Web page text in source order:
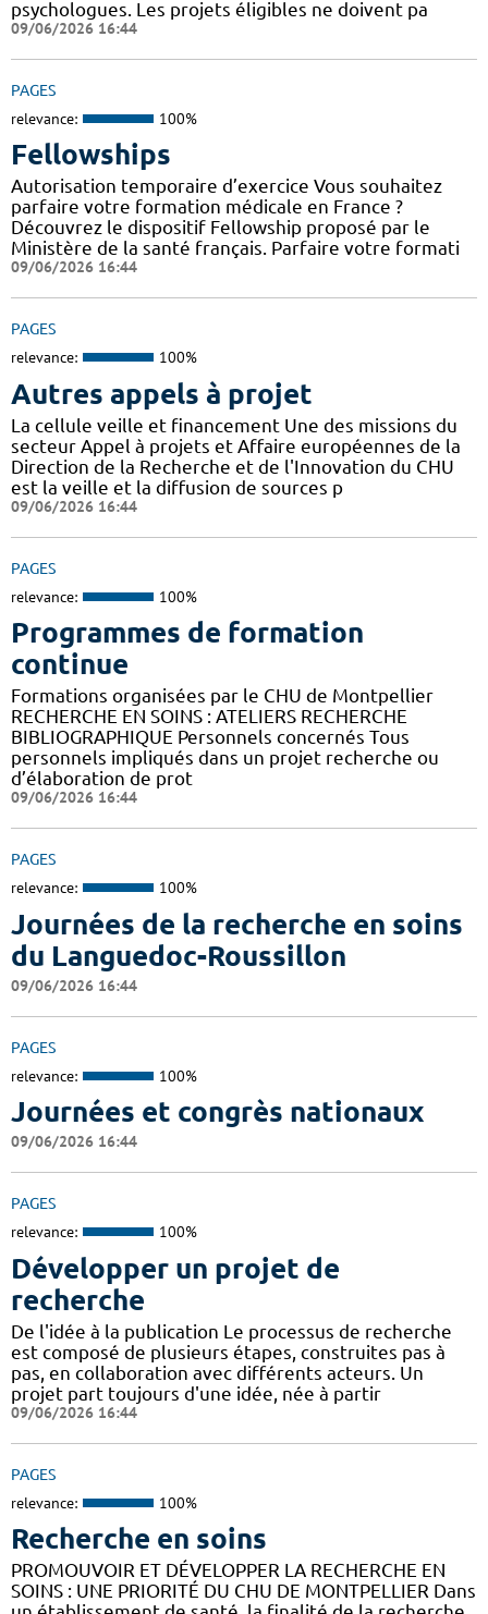
psychologues. Les projets éligibles ne doivent pa
09/06/2026 16:44
PAGES
relevance: 100%
Fellowships
Autorisation temporaire d’exercice Vous souhaitez
parfaire votre formation médicale en France ?
Découvrez le dispositif Fellowship proposé par le
Ministère de la santé français. Parfaire votre formati
09/06/2026 16:44
PAGES
relevance: 100%
Autres appels à projet
La cellule veille et financement Une des missions du
secteur Appel à projets et Affaire européennes de la
Direction de la Recherche et de l'Innovation du CHU
est la veille et la diffusion de sources p
09/06/2026 16:44
PAGES
relevance: 100%
Programmes de formation
continue
Formations organisées par le CHU de Montpellier
RECHERCHE EN SOINS : ATELIERS RECHERCHE
BIBLIOGRAPHIQUE Personnels concernés Tous
personnels impliqués dans un projet recherche ou
d’élaboration de prot
09/06/2026 16:44
PAGES
relevance: 100%
Journées de la recherche en soins
du Languedoc-Roussillon
09/06/2026 16:44
PAGES
relevance: 100%
Journées et congrès nationaux
09/06/2026 16:44
PAGES
relevance: 100%
Développer un projet de
recherche
De l'idée à la publication Le processus de recherche
est composé de plusieurs étapes, construites pas à
pas, en collaboration avec différents acteurs. Un
projet part toujours d'une idée, née à partir
09/06/2026 16:44
PAGES
relevance: 100%
Recherche en soins
PROMOUVOIR ET DÉVELOPPER LA RECHERCHE EN
SOINS : UNE PRIORITÉ DU CHU DE MONTPELLIER Dans